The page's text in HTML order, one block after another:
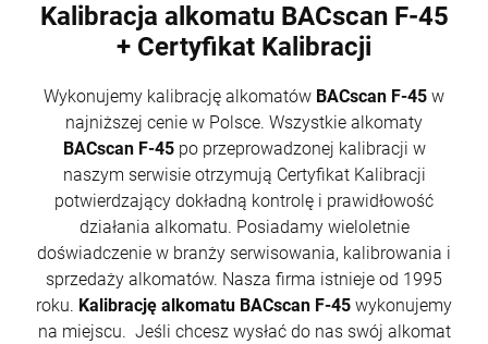
Kalibracja alkomatu BACscan F-45
+ Certyfikat Kalibracji
Wykonujemy kalibrację alkomatów BACscan F-45 w
najniższej cenie w Polsce. Wszystkie alkomaty
BACscan F-45po przeprowadzonej kalibracji w
naszym serwisie otrzymują Certyfikat Kalibracji
potwierdzający dokładną kontrolę i prawidłowość
działania alkomatu. Posiadamy wieloletnie
doświadczenie w branży serwisowania, kalibrowania i
sprzedaży alkomatów. Nasza firma istnieje od 1995
roku. Kalibrację alkomatu BACscan F-45 wykonujemy
na miejscu. Jeśli chcesz wysłać do nas swój alkomat